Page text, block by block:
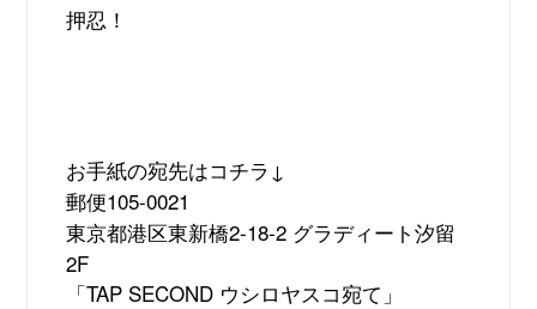
押忍！
お手紙の宛先はコチラ ↓
郵便105-0021
東京都港区東新橋2-18-2 グラディート汐留
2F
「TAP SECOND ウシロヤスコ宛て」